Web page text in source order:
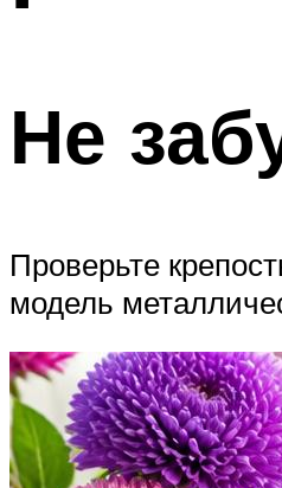
Не
Проверьте
модель